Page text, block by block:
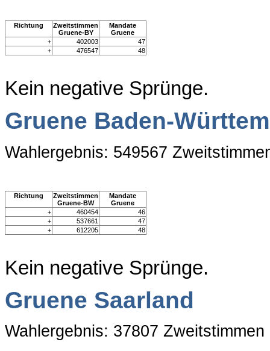
Richtung
Zweitstimmen
Gruene-BY
Mandate
Gruene
+
402003
47
+
476547 48
Kein negative Sprünge.
Gruene Baden-
Wahlergebnis: 549567
Richtung
Zweitstimmen
Gruene-BW
Mandate
Gruene
+
460454
46
+
537661
47
+
612205 48
Kein negative Sprünge.
Gruene Saarland
Wahlergebnis: 37807 Zweitstimmen